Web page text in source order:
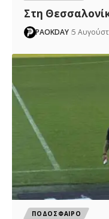
Στη
PAOKDAY 5
ΠΟΔΟΣΦΑΙΡΟ